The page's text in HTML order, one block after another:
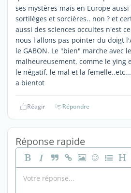
ses mystères mais en Europe
sortilèges et sorcières.. non ? et
aussi des sciences occultes n'est
nous l'allons pas pointer du doigt
le GABON. Le "bien" marche avec
malheureusement, comme le ying
le négatif, le mal et la
a bientot
Réagir Répondre
Réponse rapide